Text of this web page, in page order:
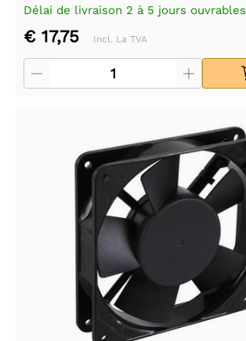
Délai de livraison 2 à 5 jours ouvrables
€ 17,75 Incl. La TVA